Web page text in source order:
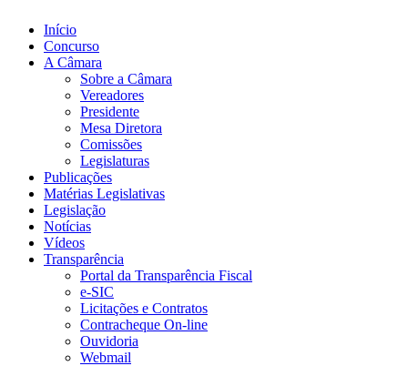
Início
Concurso
A Câmara
Sobre a Câmara
Vereadores
Presidente
Mesa Diretora
Comissões
Legislaturas
Publicações
Matérias Legislativas
Legislação
Notícias
Vídeos
Transparência
Portal da Transparência Fiscal
e-SIC
Licitações e Contratos
Contracheque On-line
Ouvidoria
Webmail